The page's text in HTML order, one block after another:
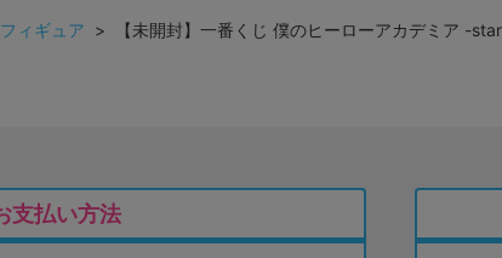
フィギュア > 【未開封】一番くじ 僕のヒーローアカデミア -
支払い方法